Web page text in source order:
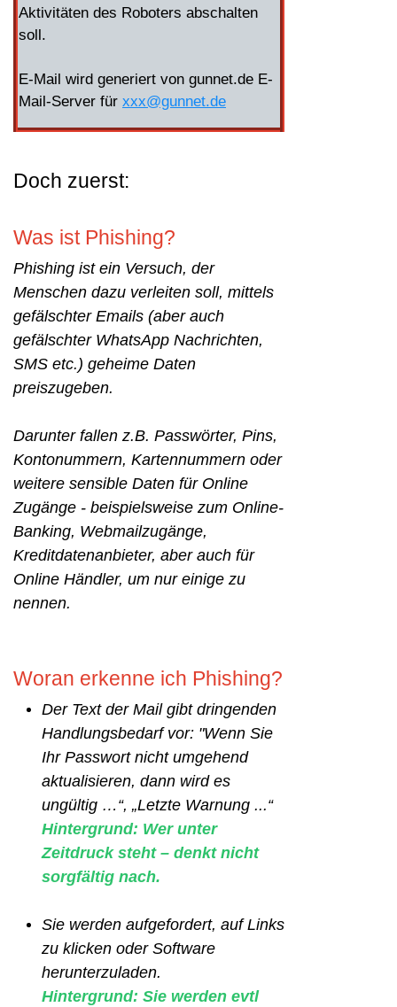
Aktivitäten des Roboters abschalten
soll.
E-Mail wird generiert von gunnet.de E-
Mail-Server für xxx@gunnet.de
Doch zuerst:
Was ist Phishing?
Phishing ist ein Versuch, der
Menschen dazu verleiten soll, mittels
gefälschter Emails (aber auch
gefälschter WhatsApp Nachrichten,
SMS etc.) geheime Daten
preiszugeben.
Darunter fallen z.B. Passwörter, Pins,
Kontonummern, Kartennummern oder
weitere sensible Daten für Online
Zugänge - beispielsweise zum Online-
Banking, Webmailzugänge,
Kreditdatenanbieter, aber auch für
Online Händler, um nur einige zu
nennen.
Woran erkenne ich Phishing?
Der Text der Mailgibt dringenden
Handlungsbedarf vor: "Wenn Sie
Ihr Passwort nicht umgehend
aktualisieren, dann wird es
ungültig …“, „Letzte Warnung ...“
Hintergrund: Wer unter
Zeitdruck steht – denkt nicht
sorgfältig nach.
Sie werden aufgefordert, auf Links
zu klicken oder Software
herunterzuladen.
Hintergrund: Sie werden evtl